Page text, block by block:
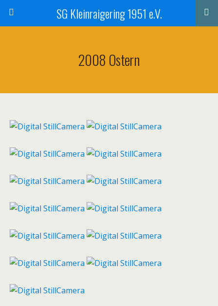
SG Kleinraigering 1951 e.V.
2008 Ostern